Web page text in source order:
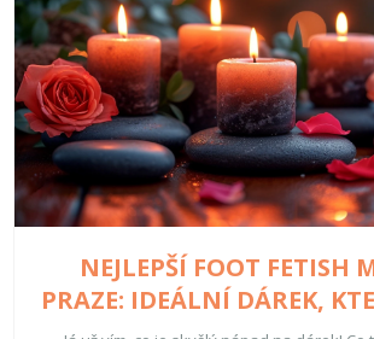
NEJLEPŠÍ FOOT FETISH
PRAZE: IDEÁLNÍ DÁREK,